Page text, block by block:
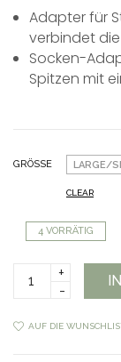
Adapter für
verbindet die
Socken-
Spitzen mit
GRÖSSE LARGE/
CLEAR
4 VORRÄTIG
Hiya
Nadeladapter
quantity
AUF DIE